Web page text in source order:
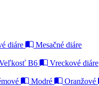
diáre
Mesačné diáre
B6
Vreckové diáre
Modré Oranžové